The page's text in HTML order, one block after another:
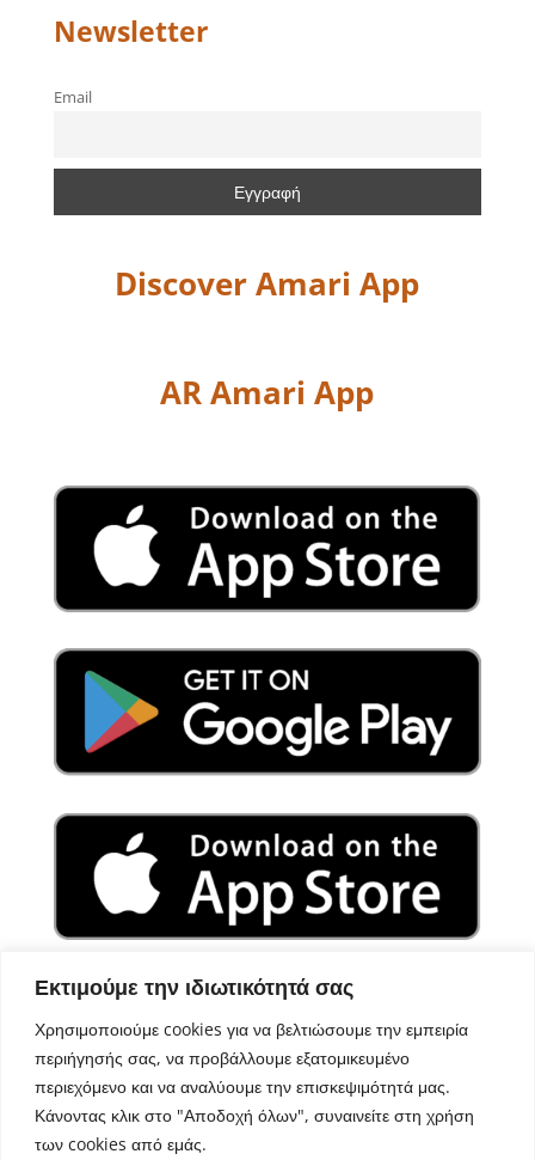
Εκτιμούμε την ιδιωτικότητά σας
Χρησιμοποιούμε cookies για να βελτιώσουμε την εμπειρία
περιήγησής σας, να προβάλλουμε εξατομικευμένο
περιεχόμενο και να αναλύουμε την επισκεψιμότητά μας.
Κάνοντας κλικ στο "Αποδοχή όλων", συναινείτε στη χρήση
των cookies από εμάς.
Newsletter
Email
Discover Amari App
AR Amari App